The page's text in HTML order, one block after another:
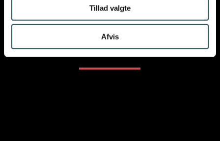
Tillad valgte
Afvis
VIL DU VIDE MERE OM
VORES ARBEJDE?